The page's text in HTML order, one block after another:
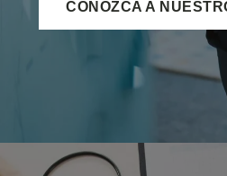
CONOZCA A